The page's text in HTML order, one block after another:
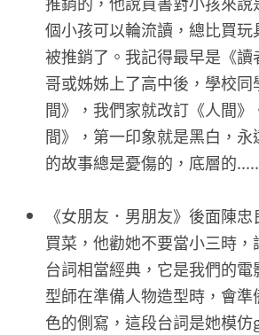
個小孩可以輪流讀，總比買
被推銷了。我記得最早是《
哥或姊姊上了高中後，學校同
間》，我們家就改訂《人間》
間》，第一印象就是黑白，
的故事總是憂傷的，底層的
《女朋友．男朋友》後面陳
買菜，他勸她不要當小三時
台詞相當經典，它是我們的
型師在準備人物造型時，會準
色的側寫，這段台詞是她模